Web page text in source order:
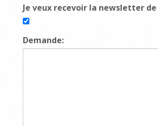
Je veux recevoir la newsletter de
Demande: